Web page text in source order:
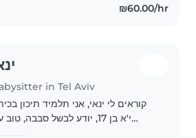
₪60.00/hr
in Tel Aviv
קוראים לי ינאי, אני תלמיד תיכון
י'א בן 17, יודע לבשל סבבה,